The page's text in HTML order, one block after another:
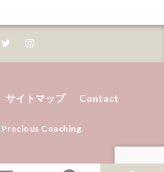
サイトマップ Contact
Precious Coaching.